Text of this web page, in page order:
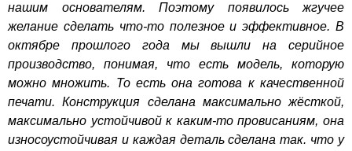
нашим основателям. Поэтому появилось жгучее
желание сделать что-то полезное и эффективное. В
октябре прошлого года мы вышли на серийное
производство, понимая, что есть модель, которую
можно множить. То есть она готова к качественной
печати. Конструкция сделана максимально жёсткой,
максимально устойчивой к каким-то провисаниям, она
износоустойчивая и каждая деталь сделана так. что у